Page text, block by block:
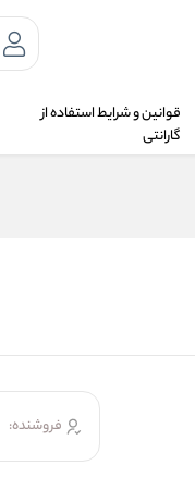
قوانین و شرایط استفاده از
گارانتی
فروشنده: